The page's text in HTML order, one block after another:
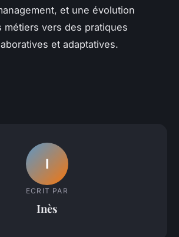
et une évolution
métiers vers des pratiques
et adaptatives.
I
ECRIT PAR
Inès